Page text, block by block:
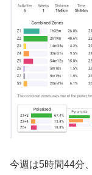
今週は5時間44分